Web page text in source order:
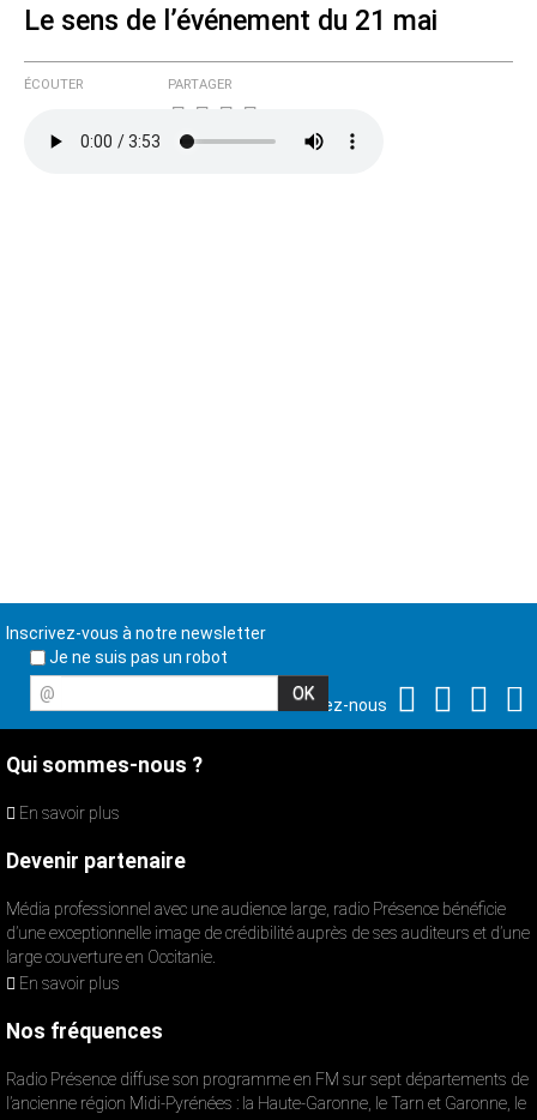
Le sens de l’événement du 21 mai
ÉCOUTER PARTAGER
Inscrivez-vous à notre newsletter
Je ne suis pas un robot
@
Suivez-nous
Qui sommes-nous ?
En savoir plus
Devenir partenaire
Média professionnel avec une audience large, radio Présence bénéficie
d’une exceptionnelle image de crédibilité auprès de ses auditeurs et d’une
large couverture en Occitanie.
En savoir plus
Nos fréquences
Radio Présence diffuse son programme en FM sur sept départements de
l’ancienne région Midi-Pyrénées : la Haute-Garonne, le Tarn et Garonne, le